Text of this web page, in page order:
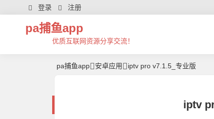
登录 注册
pa捕鱼app
优质互联网资源分享交流！
pa捕鱼app 安卓应用 iptv pro v7.1.5_专业版
iptv